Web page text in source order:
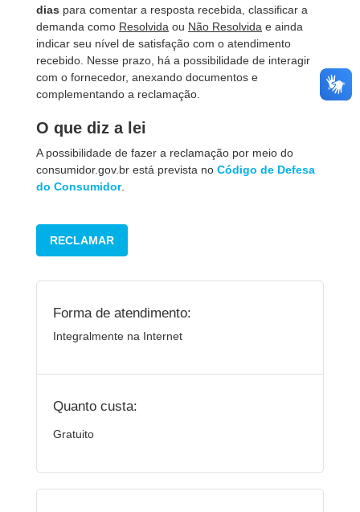
dias para comentar a resposta recebida, classificar a
demanda como Resolvida ou Não Resolvida e ainda
indicar seu nível de satisfação com o atendimento
recebido. Nesse prazo, há a possibilidade de interagir
com o fornecedor, anexando documentos e
complementando a reclamação.
O que diz a lei
A possibilidade de fazer a reclamação por meio do
consumidor.gov.br está prevista no Código de Defesa
do Consumidor.
RECLAMAR
Forma de atendimento:
Integralmente na Internet
Quanto custa:
Gratuito